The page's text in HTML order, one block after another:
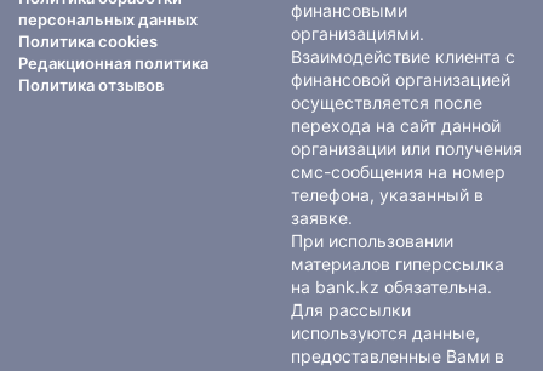
персональных данных
Политика cookies
Редакционная политика
Политика отзывов
финансовыми
организациями.
Взаимодействие клиента с
финансовой организацией
осуществляется после
перехода на сайт данной
организации или получения
смс-сообщения на номер
телефона, указанный в
заявке.
При использовании
материалов гиперссылка
на bank.kz обязательна.
Для рассылки
используются данные,
предоставленные Вами в